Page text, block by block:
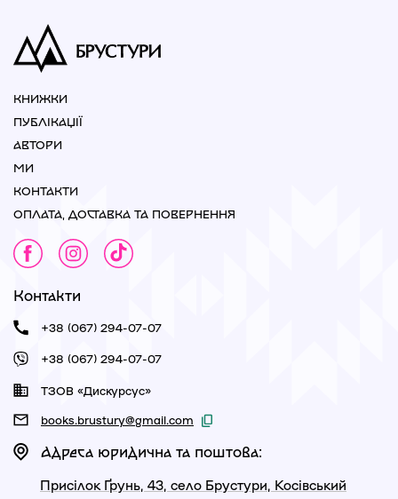
КНИЖКИ
ПУБЛІКАЦІЇ
АВТОРИ
МИ
КОНТАКТИ
ОПЛАТА, ДОСТАВКА ТА ПОВЕРНЕННЯ
Контакти
+38 (067) 294-07-07
+38 (067) 294-07-07
ТЗОВ «Дискурсус»
books.brustury@gmail.com
Адреса юридична та поштова:
Присілок Ґрунь, 43, село Брустури, Косівський